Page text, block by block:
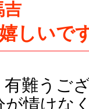
吉
しいで
難うご
が情けな